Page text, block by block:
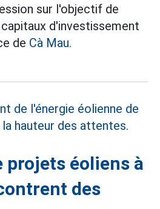
sur l'objectif de
d'investissement
de Cà Mau.
projets éoliens à
des